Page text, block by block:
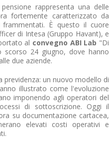
rappresenta una delle
fortemente caratterizzato da
È questo il cuore
di Intesa (Gruppo Havant), e
al convegno ABI Lab "Di
scorso 24 giugno, dove hanno
due aziende.
un nuovo modello di
illustrato come l'evoluzione
imponendo agli operatori del
di sottoscrizione. Oggi il
su documentazione cartacea,
elevati costi operativi e